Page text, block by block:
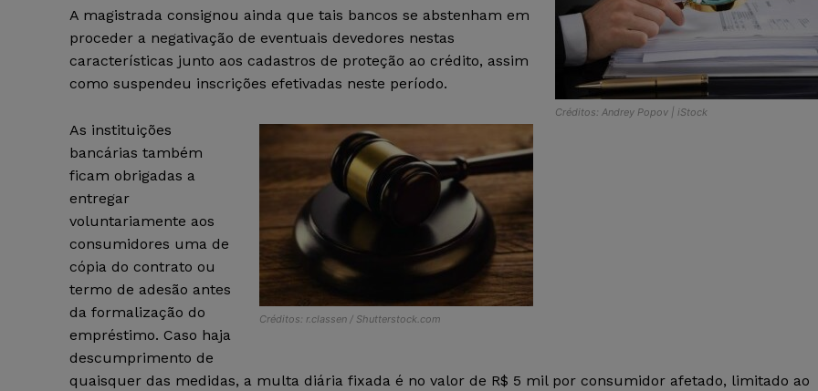
Créditos: Andrey Popov | iStock
A magistrada consignou ainda que tais bancos se abstenham em
proceder a negativação de eventuais devedores nestas
características junto aos cadastros de proteção ao crédito, assim
como suspendeu inscrições efetivadas neste período.
Créditos: r.classen / Shutterstock.com
As instituições
bancárias também
ficam obrigadas a
entregar
voluntariamente aos
consumidores uma de
cópia do contrato ou
termo de adesão antes
da formalização do
empréstimo. Caso haja
descumprimento de
quaisquer das medidas, a multa diária fixada é no valor de R$ 5 mil por consumidor afetado, limitado ao